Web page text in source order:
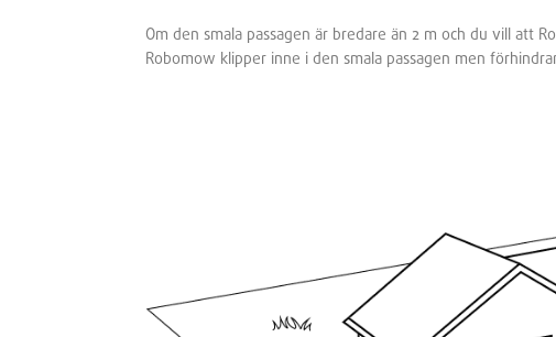
Om den smala passagen är bredare än 2 m och du vill att
Robomow klipper inne i den smala passagen men